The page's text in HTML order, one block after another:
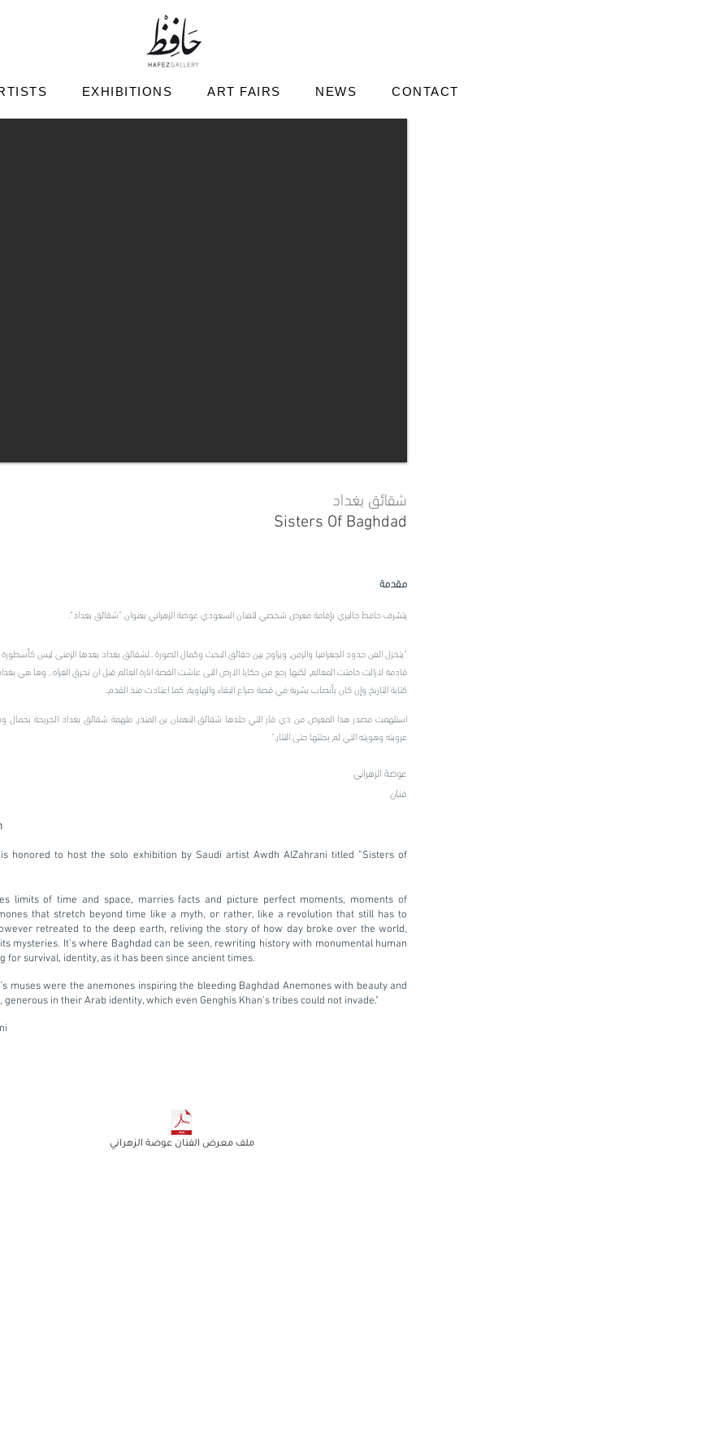
EXHIBITIONS ART FAIRS NEWS CONTACT
شقائق بغداد
Sisters Of Baghdad
مقدمة
يتشرف حافظ جاليري بإقامة معرض شخصي للفنان السعودي عوضة الزهراني بعنوان ”شقائق بغداد“.
"يتخزل الفن حدود الجغرافيا والزمن, ويزاوج بين حقائق البحث وكمال الصورة ..لشقائق بغداد بعدها الزمنى ليس كأسطورة
قادمة لازالت خافتت المعالم, لكنها رجع من حكايا الارض التى عاشت القصة انارة العالم قبل ان تحرق الغزاه , وها هي
كتابة التاريخ وإن كان بأنصاب بشرية في قصة صراع البقاء والهاوية, كما اعتادت منذ القدم..
استلهمت مصدر هذا المعرض من ذي قار التي خلدها شقائق النعمان بن المنذر, ملهمة شقائق بغداد الجريحة
عروبته وهويته التي لم يجتثها حتى التتار."
عوضة الزهراني
فنان
is honored to host the solo exhibition by Saudi artist Awdh AlZahrani titled ”Sisters of
limits of time and space, marries facts and picture perfect moments, moments of
that stretch beyond time like a myth, or rather, like a revolution that still has to
retreated to the deep earth, reliving the story of how day broke over the world,
mysteries. It’s where Baghdad can be seen, rewriting history with monumental human
for survival, identity, as it has been since ancient times.
muses were the anemones inspiring the bleeding Baghdad Anemones with beauty and
in their Arab identity, which even Genghis Khan’s tribes could not invade."
ملف معرض الفنان عوضة الزهراني